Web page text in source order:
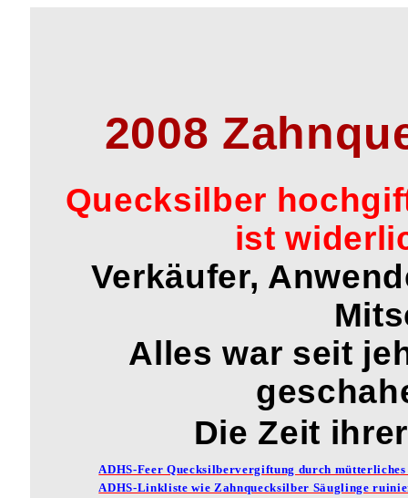
2008
Quecksilber
ist
Verkäufer,
Alles war seit
Die Zeit
ADHS-Feer Quecksilbervergiftung durch
ADHS-Linkliste wie Zahnquecksilber Säuglinge